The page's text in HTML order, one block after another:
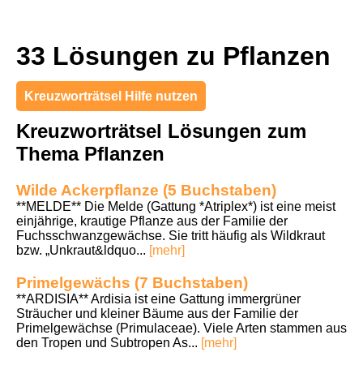
33 Lösungen zu Pflanzen
Kreuzworträtsel Hilfe nutzen
Kreuzworträtsel Lösungen zum
Thema Pflanzen
Wilde Ackerpflanze (5 Buchstaben)
**MELDE** Die Melde (Gattung *Atriplex*) ist eine meist
einjährige, krautige Pflanze aus der Familie der
Fuchsschwanzgewächse. Sie tritt häufig als Wildkraut
bzw. „Unkraut&ldquo... [mehr]
Primelgewächs (7 Buchstaben)
**ARDISIA** Ardisia ist eine Gattung immergrüner
Sträucher und kleiner Bäume aus der Familie der
Primelgewächse (Primulaceae). Viele Arten stammen aus
den Tropen und Subtropen As... [mehr]